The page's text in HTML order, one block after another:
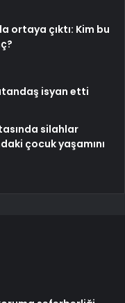
ortaya çıktı: Kim bu
isyan etti
silahlar
çocuk yaşamını